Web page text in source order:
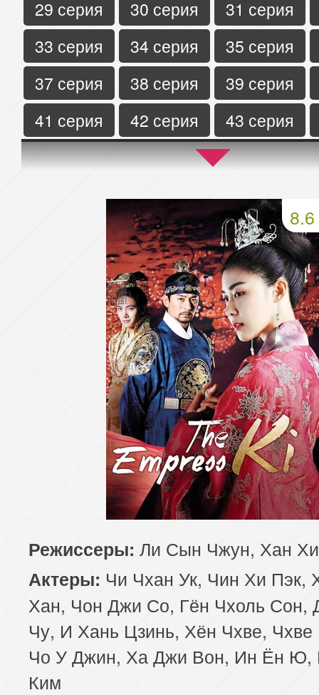
29 серия
30 серия
31 серия
33 серия
34 серия
35 серия
37 серия
38 серия
39 серия
41 серия
42 серия
43 серия
45 серия
46 серия
47 серия
50 серия 51 серия
8.6
Режиссеры: Ли Сын Чжун, Хан Хи
Актеры: Чи Чхан Ук, Чин Хи Пэк,
Хан, Чон Джи Со, Гён Чхоль Сон,
Чу, И Хань Цзинь, Хён Чхве,
Чо У Джин, Ха Джи Вон, Ин Ён Ю,
Ким